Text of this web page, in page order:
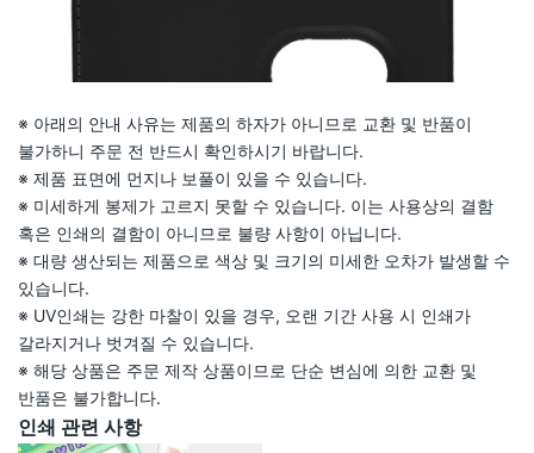
※ 아래의 안내 사유는 제품의 하자가 아니므로 교환 및 반품이
불가하니 주문 전 반드시 확인하시기 바랍니다.
※ 제품 표면에 먼지나 보풀이 있을 수 있습니다.
※ 미세하게 봉제가 고르지 못할 수 있습니다. 이는 사용상의 결함
혹은 인쇄의 결함이 아니므로 불량 사항이 아닙니다.
※ 대량 생산되는 제품으로 색상 및 크기의 미세한 오차가 발생할 수
있습니다.
※ UV인쇄는 강한 마찰이 있을 경우, 오랜 기간 사용 시 인쇄가
갈라지거나 벗겨질 수 있습니다.
※ 해당 상품은 주문 제작 상품이므로 단순 변심에 의한 교환 및
반품은 불가합니다.
인쇄 관련 사항